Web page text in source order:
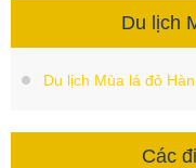
Du lịch
Du lịch Mùa lá đỏ
Các